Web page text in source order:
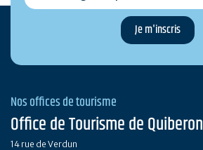
Nos offices de tourisme
Office de Tourisme de Quiberon
14 rue de Verdun